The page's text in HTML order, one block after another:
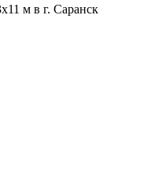
м в г. Саранск